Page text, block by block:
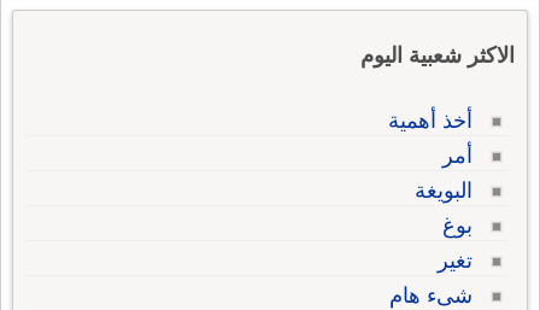
الاكثر شعبية اليوم
أخذ أهمية
أمر
البويغة
بوغ
تغير
شىء هام